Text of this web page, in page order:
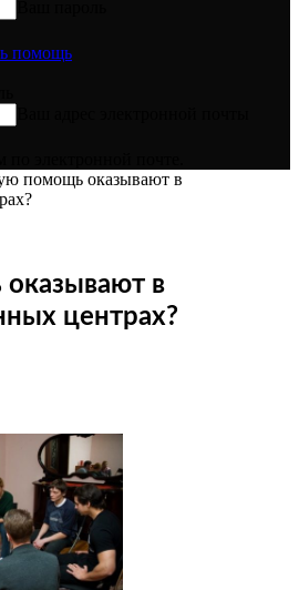
помощь
помощь оказывают в
в
центрах?